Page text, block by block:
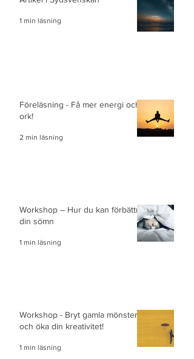
1 min läsning
Föreläsning - Få mer energi och
ork!
2 min läsning
Workshop – Hur du kan förbättra
din sömn
1 min läsning
Workshop - Bryt gamla mönster
och öka din kreativitet!
1 min läsning